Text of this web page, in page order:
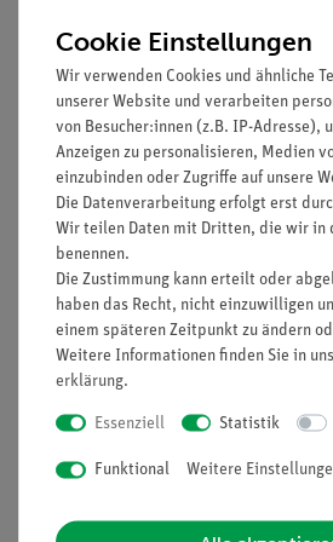
Zubehör
Media / Downloads
Kunden interessierten
für…
Cookie Einstellungen
Wir verwenden Cookies und ähnliche
unserer Website und verarbeiten
von Besucher:innen (z.B. IP-Adresse),
Anzeigen zu personalisieren, Medien
einzubinden oder Zugriffe auf unsere
Die Datenverarbeitung erfolgt erst
Wir teilen Daten mit Dritten, die wir in
benennen.
Die Zustimmung kann erteilt oder
haben das Recht, nicht einzuwilligen
einem späteren Zeitpunkt zu ändern
Weitere Informationen finden Sie in
erklärung.
Essenziell Statistik
Funktional Weitere